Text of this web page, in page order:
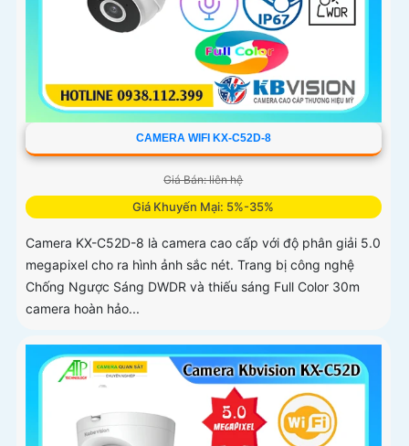
CAMERA WIFI KX-C52D-8
Giá Bán: liên hệ
Giá Khuyến Mại: 5%-35%
Camera KX-C52D-8 là camera cao cấp với độ phân giải 5.0
megapixel cho ra hình ảnh sắc nét. Trang bị công nghệ
Chống Ngược Sáng DWDR và thiếu sáng Full Color 30m
camera hoàn hảo...